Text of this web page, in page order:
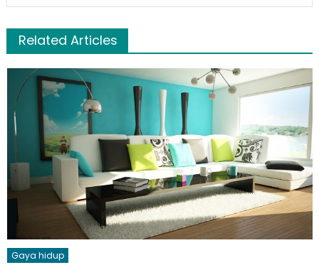
Related Articles
Gaya hidup